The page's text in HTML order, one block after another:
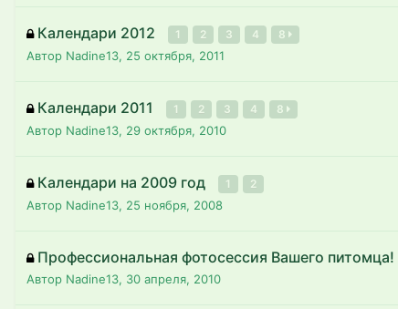
Календари 2012 1 2 3 4 8
Автор Nadine13, 25 октября, 2011
Календари 2011 1 2 3 4 8
Автор Nadine13, 29 октября, 2010
Календари на 2009 год 1 2
Автор Nadine13, 25 ноября, 2008
Профессиональная фотосессия Вашего питомца!
Автор Nadine13, 30 апреля, 2010